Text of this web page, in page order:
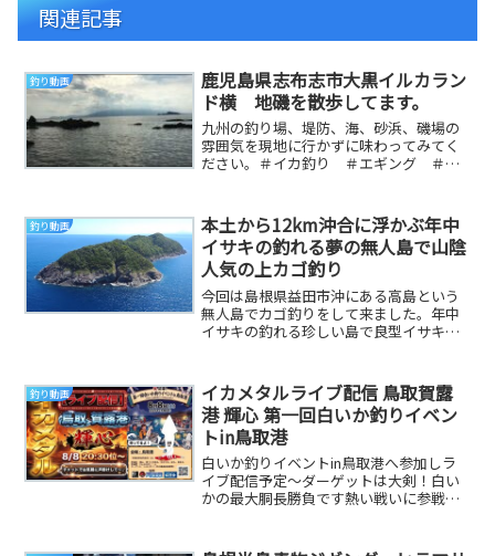
関連記事
釣り動画
鹿児島県志布志市大黒イルカラン
ド横 地磯を散歩してます。
九州の釣り場、堤防、海、砂浜、磯場の
雰囲気を現地に行かずに味わってみてく
ださい。＃イカ釣り ＃エギング ＃釣
釣り動画
本土から12km沖合に浮かぶ年中
イサキの釣れる夢の無人島で山陰
人気の上カゴ釣り
今回は島根県益田市沖にある高島という
無人島でカゴ釣りをして来ました。年中
イサキの釣れる珍しい島で良型イサキは
釣り動画
イカメタルライブ配信 鳥取賀露
港 輝心 第一回白いか釣りイベン
トin鳥取港
白いか釣りイベントin鳥取港へ参加しラ
イブ配信予定〜ダーゲットは大剣！白い
かの最大胴長勝負です熱い戦いに参戦し